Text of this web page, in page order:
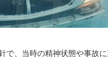
で、当時の精神状態や事故